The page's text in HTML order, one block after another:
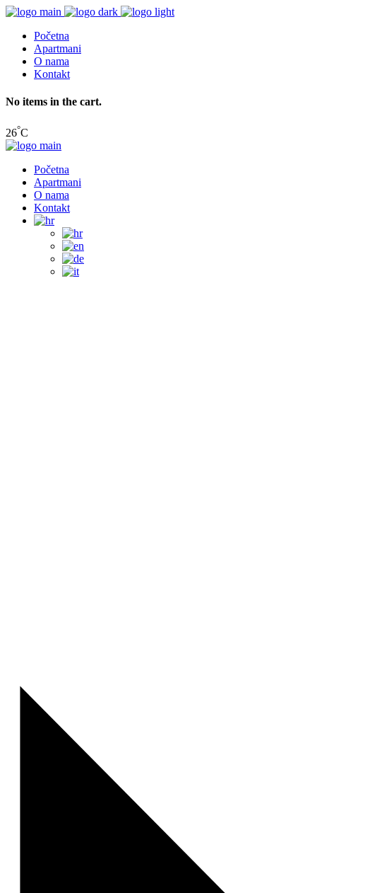
Početna
Apartmani
O nama
Kontakt
No items in the cart.
26°C
Početna
Apartmani
O nama
Kontakt